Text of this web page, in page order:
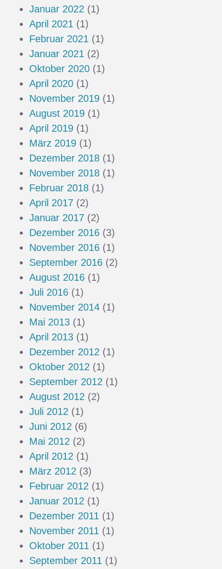
Januar 2022 (1)
April 2021 (1)
Februar 2021 (1)
Januar 2021 (2)
Oktober 2020 (1)
April 2020 (1)
November 2019 (1)
August 2019 (1)
April 2019 (1)
März 2019 (1)
Dezember 2018 (1)
November 2018 (1)
Februar 2018 (1)
April 2017 (2)
Januar 2017 (2)
Dezember 2016 (3)
November 2016 (1)
September 2016 (2)
August 2016 (1)
Juli 2016 (1)
November 2014 (1)
Mai 2013 (1)
April 2013 (1)
Dezember 2012 (1)
Oktober 2012 (1)
September 2012 (1)
August 2012 (2)
Juli 2012 (1)
Juni 2012 (6)
Mai 2012 (2)
April 2012 (1)
März 2012 (3)
Februar 2012 (1)
Januar 2012 (1)
Dezember 2011 (1)
November 2011 (1)
Oktober 2011 (1)
September 2011 (1)